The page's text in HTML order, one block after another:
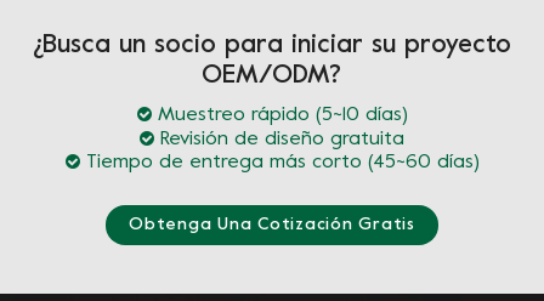
¿Busca un socio para iniciar su proyecto
OEM/ODM?
Muestreo rápido (5~10 días)
Revisión de diseño gratuita
Tiempo de entrega más corto (45~60 días)
Obtenga Una Cotización Gratis